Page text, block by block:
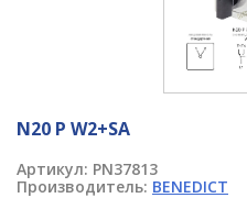
N20 P W2+SA
Артикул: PN37813
Производитель: BENEDICT